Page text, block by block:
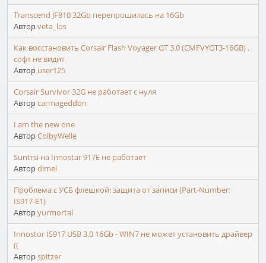
Transcend JF810 32Gb перепрошилась на 16Gb
Авторveta_los
Как восстановить Corsair Flash Voyager GT 3.0 (CMFVYGT3-16GB) ,
софт не видит
Автор user125
Corsair Survivor 32G не работает с нуля
Авторcarmageddon
I am the new one
АвторColbyWelle
Suntrsi на Innostar 917E не работает
Авторdimel
Проблема с УСБ флешкой: защита от записи (Part-Number:
IS917-E1)
Авторyurmortal
Innostor IS917 USB 3.0 16Gb - WIN7 не может установить драйвер
((
Авторspitzer